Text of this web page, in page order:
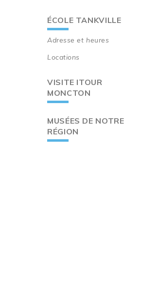
ÉCOLE TANKVILLE
Adresse et heures
Locations
VISITE ITOUR
MONCTON
MUSÉES DE NOTRE
RÉGION